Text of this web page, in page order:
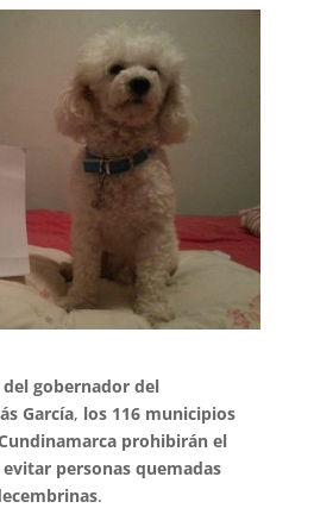
gobernador del
García, los 116 municipios
prohibirán el
personas quemadas
.